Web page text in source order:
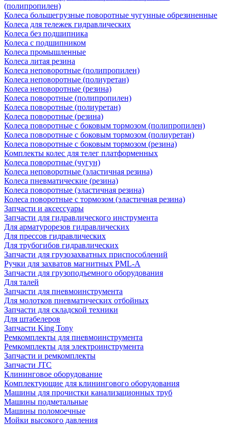
(полипропилен)
Колеса большегрузные поворотные чугунные обрезиненные
Колеса для тележек гидравлических
Колеса без подшипника
Колеса с подшипником
Колеса промышленные
Колеса литая резина
Колеса неповоротные (полипропилен)
Колеса неповоротные (полиуретан)
Колеса неповоротные (резина)
Колеса поворотные (полипропилен)
Колеса поворотные (полиуретан)
Колеса поворотные (резина)
Колеса поворотные c боковым тормозом (полипропилен)
Колеса поворотные c боковым тормозом (полиуретан)
Колеса поворотные c боковым тормозом (резина)
Комплекты колес для телег платформенных
Колеса поворотные (чугун)
Колеса неповоротные (эластичная резина)
Колеса пневматические (резина)
Колеса поворотные (эластичная резина)
Колеса поворотные c тормозом (эластичная резина)
Запчасти и аксессуары
Запчасти для гидравлического инструмента
Для арматурорезов гидравлических
Для прессов гидравлических
Для трубогибов гидравлических
Запчасти для грузозахватных приспособлений
Ручки для захватов магнитных PML-A
Запчасти для грузоподъемного оборудования
Для талей
Запчасти для пневмоинструмента
Для молотков пневматических отбойных
Запчасти для складской техники
Для штабелеров
Запчасти King Tony
Ремкомплекты для пневмоинструмента
Ремкомплекты для электроинструмента
Запчасти и ремкомплекты
Запчасти JTC
Клининговое оборудование
Комплектующие для клинингового оборудования
Машины для прочистки канализационных труб
Машины подметальные
Машины поломоечные
Мойки высокого давления